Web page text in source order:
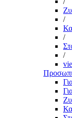
/
/
/